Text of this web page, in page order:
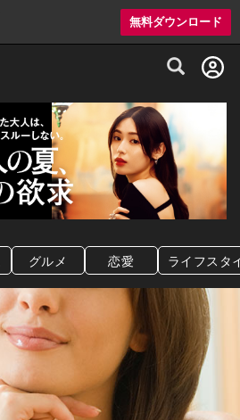
無料ダウンロード
グルメ情報・プレミアムレストラン予約
グルメ 恋愛 ライフスタ